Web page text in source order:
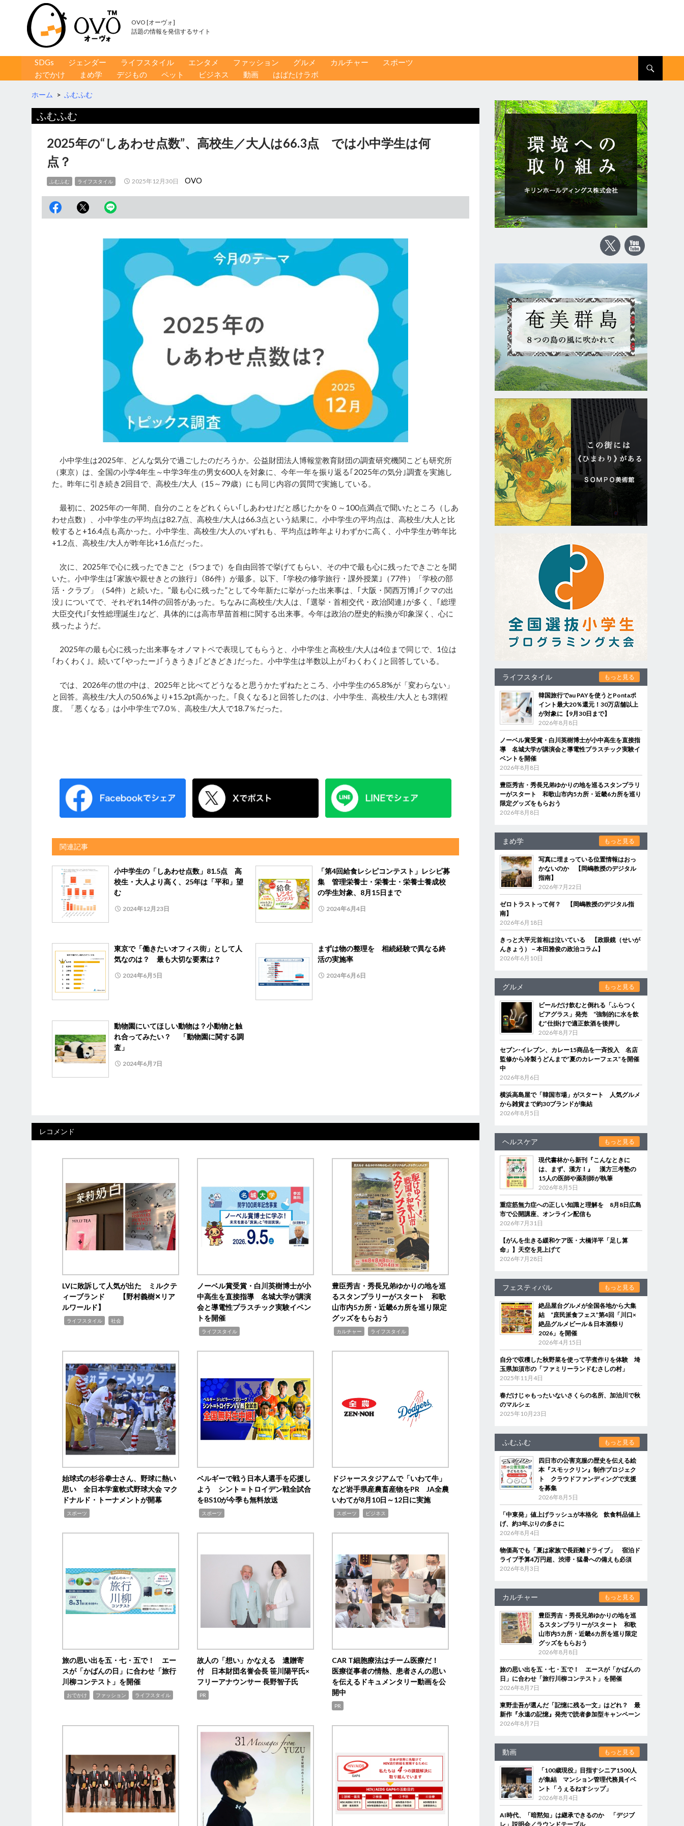
OVO [オーヴォ]
話題の情報を発信するサイト
コンテンツへ移動
SDGs ジェンダー ライフスタイル エンタメ ファッション グルメ カルチャー
スポーツ
おでかけ
まめ学 デジもの ペット ビジネス 動画 はばたけラボ
ホーム > ふむふむ
ふむふむ
2025年の“しあわせ点数”、高校生／大人は66.3点 では小中学生は何
点？
ふむふむ ライフスタイル 2025年12月30日 OVO
小中学生は2025年、どんな気分で過ごしたのだろうか。公益財団法人博報堂教育財団の調査研究機関こども研究所
（東京）は、全国の小学4年生～中学3年生の男女600人を対象に、今年一年を振り返る｢2025年の気分｣調査を実施し
た。昨年に引き続き2回目で、高校生/大人（15～79歳）にも同じ内容の質問で実施している。
最初に、2025年の一年間、自分のことをどれくらい｢しあわせ｣だと感じたかを０～100点満点で聞いたところ（しあ
わせ点数）、小中学生の平均点は82.7点、高校生/大人は66.3点という結果に。小中学生の平均点は、高校生/大人と比
較すると+16.4点も高かった。小中学生、高校生/大人のいずれも、平均点は昨年よりわずかに高く、小中学生が昨年比
+1.2点、高校生/大人が昨年比+1.6点だった。
次に、2025年で心に残ったできごと（5つまで）を自由回答で挙げてもらい、その中で最も心に残ったできごとを聞
いた。小中学生は｢家族や親せきとの旅行｣（86件）が最多。以下、｢学校の修学旅行・課外授業｣（77件）「学校の部
活・クラブ」（54件）と続いた。“最も心に残った”として今年新たに挙がった出来事は、｢大阪・関西万博｣｢クマの出
没｣ についてで、それぞれ14件の回答があった。ちなみに高校生/大人は、｢選挙・首相交代・政治関連｣が多く、｢総理
大臣交代｣｢女性総理誕生｣など、具体的には高市早苗首相に関する出来事。今年は政治の歴史的転換が印象深く、心に
残ったようだ。
2025年の最も心に残った出来事をオノマトペで表現してもらうと、小中学生と高校生/大人は4位まで同じで、1位は
｢わくわく｣。続いて｢やったー｣｢うきうき｣｢どきどき｣だった。小中学生は半数以上が｢わくわく｣と回答している。
では、2026年の世の中は、2025年と比べてどうなると思うかたずねたところ、小中学生の65.8%が「変わらない」
と回答。高校生/大人の50.6%より+15.2pt高かった。｢良くなる｣と回答したのは、小中学生、高校生/大人とも3割程
度。「悪くなる」は小中学生で7.0％、高校生/大人で18.7％だった。
関連記事
小中学生の「しあわせ点数」81.5点 高
校生・大人より高く、25年は「平和」望
む
2024年12月23日
「第4回給食レシピコンテスト」レシピ募
集 管理栄養士・栄養士・栄養士養成校
の学生対象、8月15日まで
2024年6月4日
東京で「働きたいオフィス街」として人
気なのは？ 最も大切な要素は？
2024年6月5日
まずは物の整理を 相続経験で異なる終
活の実施率
2024年6月6日
動物園にいてほしい動物は？小動物と触
れ合ってみたい？ 「動物園に関する調
査」
2024年6月7日
レコメンド
LVに敗訴して人気が出た ミルクテ
ィーブランド 【野村義樹✕リア
ルワールド】
ライフスタイル 社会
ノーベル賞受賞・白川英樹博士が小
中高生を直接指導 名城大学が講演
会と導電性プラスチック実験イベン
トを開催
ライフスタイル
豊臣秀吉・秀長兄弟ゆかりの地を巡
るスタンプラリーがスタート 和歌
山市内5カ所・近畿6カ所を巡り限定
グッズをもらおう
カルチャー ライフスタイル
始球式の杉谷拳士さん、野球に熱い
思い 全日本学童軟式野球大会 マク
ドナルド・トーナメントが開幕
スポーツ
ベルギーで戦う日本人選手を応援し
よう シント＝トロイデン戦全試合
をBS10が今季も無料放送
スポーツ
ドジャースタジアムで「いわて牛」
など岩手県産農畜産物をPR JA全農
いわてが8月10日～12日に実施
スポーツ ビジネス
旅の思い出を五・七・五で！ エー
スが「かばんの日」に合わせ「旅行
川柳コンテスト」を開催
おでかけ ファッション ライフスタイル
故人の「想い」かなえる 遺贈寄
付 日本財団名誉会長 笹川陽平氏×
フリーアナウンサー 長野智子氏
PR
CAR T細胞療法はチーム医療だ！
医療従事者の情熱、患者さんの思い
を伝えるドキュメンタリー動画を公
開中
PR
ライフスタイル もっと見る
韓国旅行でau PAYを使うとPontaポ
イント最大20％還元！30万店舗以上
が対象に【9月30日まで】
2026年8月8日
ノーベル賞受賞・白川英樹博士が小中高生を直接指
導 名城大学が講演会と導電性プラスチック実験イ
ベントを開催
2026年8月8日
豊臣秀吉・秀長兄弟ゆかりの地を巡るスタンプラリ
ーがスタート 和歌山市内5カ所・近畿6カ所を巡り
限定グッズをもらおう
2026年8月8日
まめ学 もっと見る
写真に埋まっている位置情報はおっ
かないのか 【岡嶋教授のデジタル
指南】
2026年7月22日
ゼロトラストって何？ 【岡嶋教授のデジタル指
南】
2026年6月18日
きっと大平元首相は泣いている 【政眼鏡（せいが
んきょう）－本田雅俊の政治コラム】
2026年6月10日
グルメ もっと見る
ビールだけ飲むと倒れる「ふらつく
ビアグラス」発売 “強制的に水を飲
む”仕掛けで適正飲酒を後押し
2026年8月7日
セブン‐イレブン、カレー15商品を一斉投入 名店
監修から冷製うどんまで“夏のカレーフェス”を開催
中
2026年8月6日
横浜高島屋で「韓国市場」がスタート 人気グルメ
から雑貨まで約30ブランドが集結
2026年8月5日
ヘルスケア もっと見る
現代書林から新刊『こんなときに
は、まず、漢方！』 漢方三考塾の
15人の医師や薬剤師が執筆
2026年8月5日
重症筋無力症への正しい知識と理解を 8月8日広島
市で公開講座、オンライン配信も
2026年7月31日
【がんを生きる緩和ケア医・大橋洋平「足し算
命」】天空を見上げて
2026年7月28日
フェスティバル もっと見る
絶品屋台グルメが全国各地から大集
結 “庶民派食フェス”第4回「川口×
絶品グルメビール＆日本酒祭り
2026」を開催
2026年4月15日
自分で収穫した秋野菜を使って芋煮作りを体験 埼
玉県加須市の「ファミリーランドむさしの村」
2025年11月4日
春だけじゃもったいないさくらの名所、加治川で秋
のマルシェ
2025年10月23日
ふむふむ もっと見る
四日市の公害克服の歴史を伝える絵
本『スモックリン』制作プロジェク
ト クラウドファンディングで支援
を募集
2026年8月5日
「中東発」値上げラッシュが本格化 飲食料品値上
げ、約3年ぶりの多さに
2026年8月4日
物価高でも「夏は家族で長距離ドライブ」 宿泊ド
ライブ予算4万円超、渋滞・猛暑への備えも必須
2026年8月3日
カルチャー もっと見る
豊臣秀吉・秀長兄弟ゆかりの地を巡
るスタンプラリーがスタート 和歌
山市内5カ所・近畿6カ所を巡り限定
グッズをもらおう
2026年8月8日
旅の思い出を五・七・五で！ エースが「かばんの
日」に合わせ「旅行川柳コンテスト」を開催
2026年8月7日
東野圭吾が選んだ「記憶に残る一文」はどれ？ 最
新作『永遠の記憶』発売で読者参加型キャンペーン
2026年8月7日
動画 もっと見る
「100歳現役」目指すシニア1500人
が集結 マンション管理代務員イベ
ント「うぇるねすシップ」
2026年8月4日
AI時代、「暗黙知」は継承できるのか 「デジブ
レ」説明会／ラウンドテーブル